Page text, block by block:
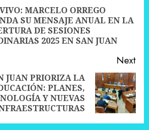
MARCELO ORREGO
SU MENSAJE ANUAL EN LA
DE SESIONES
2025 EN SAN JUAN
Next
JUAN PRIORIZA LA
PLANES,
Y NUEVAS